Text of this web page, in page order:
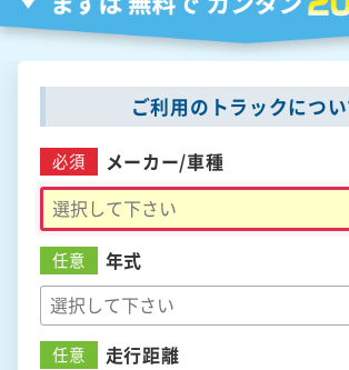
ご利用のトラックについ
必須 メーカー/車種
任意 年式
任意 走行距離